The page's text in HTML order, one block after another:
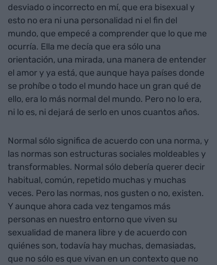
desviado o incorrecto en mí, que era bisexual y
esto no era ni una personalidad ni el fin del
mundo, que empecé a comprender que lo que me
ocurría. Ella me decía que era sólo una
orientación, una mirada, una manera de entender
el amor y ya está, que aunque haya países donde
se prohíbe o todo el mundo hace un gran qué de
ello, era lo más normal del mundo. Pero no lo era,
ni lo es, ni dejará de serlo en unos cuantos años.
Normal sólo significa de acuerdo con una norma, y
las normas son estructuras sociales moldeables y
transformables. Normal sólo debería querer decir
habitual, común, repetido muchas y muchas
veces. Pero las normas, nos gusten o no, existen.
Y aunque ahora cada vez tengamos más
personas en nuestro entorno que viven su
sexualidad de manera libre y de acuerdo con
quiénes son, todavía hay muchas, demasiadas,
que no sólo es que vivan en un contexto que no